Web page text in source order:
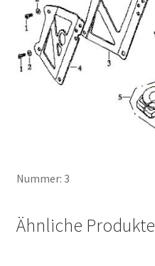
Nummer: 3
Ähnliche Produkte